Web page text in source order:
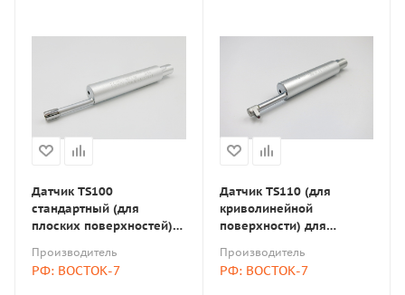
Датчик TS100
стандартный (для
плоских поверхностей)
шероховатости
ИШП/TR/Time
Производитель
РФ: ВОСТОК-7
Датчик TS110 (для
криволинейной
поверхности) для
шероховатости
ИШП/TR/Time
Производитель
РФ: ВОСТОК-7